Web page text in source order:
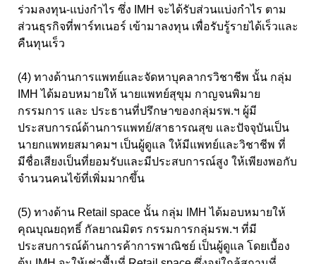
ร่วมลงทุน-แบ่งกำไร ซึ่ง IMH จะได้รับส่วนแบ่งกำไร ตาม
ส่วนธุรกิจที่พาร์ทเนอร์ เข้ามาลงทุน เพื่อรับรู้รายได้เร็วและ
คืนทุนเร็ว
(4) ทางด้านการแพทย์และจัดหาบุคลากรวิชาชีพ นั้น กลุ่ม
IMH ได้มอบหมายให้ นายแพทย์สุขุม กาญจนพิมาย
กรรมการ และ ประธานที่ปรึกษาของกลุ่มรพ.ฯ ผู้มี
ประสบการณ์ด้านการแพทย์/สาธารณสุข และปัจจุบันเป็น
นายกแพทยสมาคมฯ เป็นผู้ดูแล ให้มีแพทย์และวิชาชีพ ที่
มีชื่อเสียงเป็นที่ยอมรับและมีประสบการณ์สูง ให้เพียงพอกับ
จำนวนคนไข้ที่เพิ่มมากขึ้น
(5) ทางด้าน Retail space นั้น กลุ่ม IMH ได้มอบหมายให้
คุณบุณยฤทธิ์ กัลยาณมิตร กรรมการกลุ่มรพ.ฯ ที่มี
ประสบการณ์ด้านการค้าการพาณิชย์ เป็นผู้ดูแล โดยเบื้อง